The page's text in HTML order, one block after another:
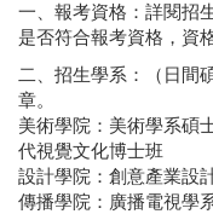
一、報考資格：詳閱招
是否符合報考資格，資
二、招生學系：（日間
章。
美術學院：美術學系碩
代視覺文化博士班
設計學院：創意產業設
傳播學院：廣播電視學